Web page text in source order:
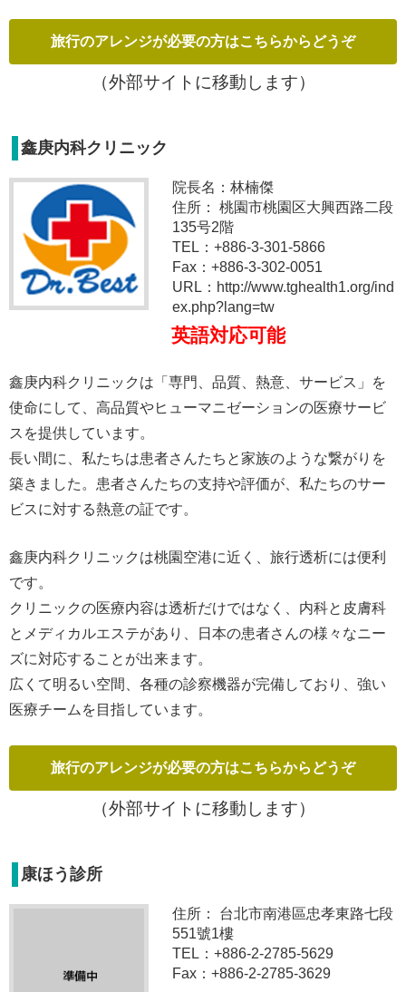
（外部サイトに移動します）
鑫庚内科クリニック
院長名：林楠傑
住所： 桃園市桃園区大興西路二段
135号2階
TEL：+886-3-301-5866
Fax：+886-3-302-0051
URL：http://www.tghealth1.org/ind
ex.php?lang=tw
英語対応可能
鑫庚内科クリニックは「専門、品質、熱意、サービス」を
使命にして、高品質やヒューマニゼーションの医療サービ
スを提供しています。
長い間に、私たちは患者さんたちと家族のような繋がりを
築きました。患者さんたちの支持や評価が、私たちのサー
ビスに対する熱意の証です。
鑫庚内科クリニックは桃園空港に近く、旅行透析には便利
です。
クリニックの医療内容は透析だけではなく、内科と皮膚科
とメディカルエステがあり、日本の患者さんの様々なニー
ズに対応することが出来ます。
広くて明るい空間、各種の診察機器が完備しており、強い
医療チームを目指しています。
（外部サイトに移動します）
康ほう診所
住所： 台北市南港區忠孝東路七段
551號1樓
TEL：+886-2-2785-5629
Fax：+886-2-2785-3629